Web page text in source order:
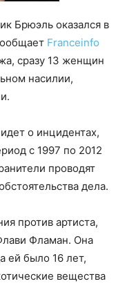
Брюэль оказался в
Franceinfo
сразу 13 женщин
насилии,
о инцидентах,
с 1997 по 2012
проводят
дела.
против артиста,
Фламан. Она
ей было 16 лет,
вещества